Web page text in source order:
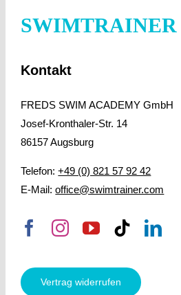
SWIMTRAINER
Kontakt
FREDS SWIM ACADEMY GmbH
Josef-Kronthaler-Str. 14
86157 Augsburg
Telefon:+49 (0) 821 57 92 42
E-Mail:office@swimtrainer.com
Vertrag widerrufen